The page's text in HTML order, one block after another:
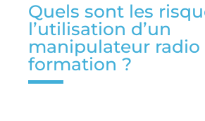
Quels sont les
l’utilisation d’un
manipulateur radio
formation ?